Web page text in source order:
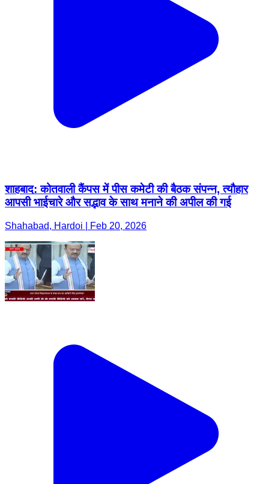
शाहबाद: कोतवाली कैंपस में पीस कमेटी की बैठक संपन्न, त्यौहार
आपसी भाईचारे और सद्भाव के साथ मनाने की अपील की गई
Shahabad, Hardoi | Feb 20, 2026